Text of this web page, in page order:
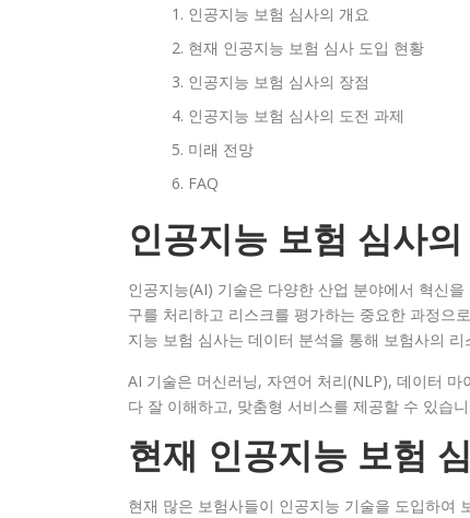
인공지능 보험 심사의 개요
현재 인공지능 보험 심사 도입 현황
인공지능 보험 심사의 장점
인공지능 보험 심사의 도전 과제
미래 전망
FAQ
인공지능 보험 심사
인공지능(AI) 기술은 다양한 산업 분야에서 혁신
구를 처리하고 리스크를 평가하는 중요한 과정으
지능 보험 심사는 데이터 분석을 통해 보험사의
AI 기술은 머신러닝, 자연어 처리(NLP), 데이터
다 잘 이해하고, 맞춤형 서비스를 제공할 수 있습
현재 인공지능 보험
현재 많은 보험사들이 인공지능 기술을 도입하여